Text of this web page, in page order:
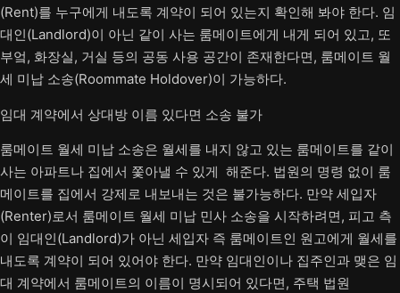
(Rent)를 누구에게 내도록 계약이 되어 있는지 확인해 봐야 한다. 임
대인(Landlord)이 아닌 같이 사는 룸메이트에게 내게 되어 있고, 또
부엌, 화장실, 거실 등의 공동 사용 공간이 존재한다면, 룸메이트 월
세 미납 소송(Roommate Holdover)이 가능하다.
임대 계약에서 상대방 이름 있다면 소송 불가
룸메이트 월세 미납 소송은 월세를 내지 않고 있는 룸메이트를 같이
사는 아파트나 집에서 쫓아낼 수 있게 해준다. 법원의 명령 없이 룸
메이트를 집에서 강제로 내보내는 것은 불가능하다. 만약 세입자
(Renter)로서 룸메이트 월세 미납 민사 소송을 시작하려면, 피고 측
이 임대인(Landlord)가 아닌 세입자 즉 룸메이트인 원고에게 월세를
내도록 계약이 되어 있어야 한다. 만약 임대인이나 집주인과 맺은 임
대 계약에서 룸메이트의 이름이 명시되어 있다면, 주택 법원